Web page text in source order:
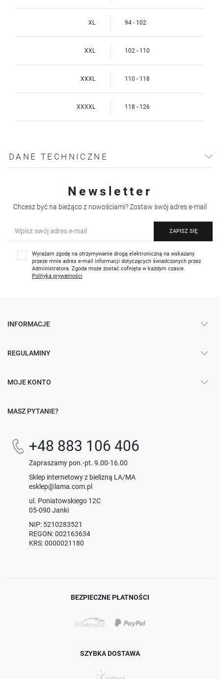
XL 94 - 102
XXL 102 - 110
XXXL 110 - 118
XXXXL 118 - 126
DANE TECHNICZNE
Newsletter
Chcesz być na bieżąco z nowościami? Zostaw swój adres e-mail
ZAPISZ SIĘ
Wyrażam zgodę na otrzymywanie drogą elektroniczną na wskazany
przeze mnie adres e-mail informacji dotyczących świadczonych przez
Administratora. Zgoda może zostać cofnięta w każdym czasie.
Polityka prywatności
INFORMACJE
REGULAMINY
MOJE KONTO
MASZ PYTANIE?
+48 883 106 406
Zapraszamy pon.-pt. 9.00-16.00
Sklep internetowy z bielizną LA/MA
esklep@lama.com.pl
ul. Poniatowskiego 12C
05-090 Janki
NIP: 5210283521
REGON: 002163634
KRS: 0000021180
BEZPIECZNE PŁATNOŚCI
SZYBKA DOSTAWA